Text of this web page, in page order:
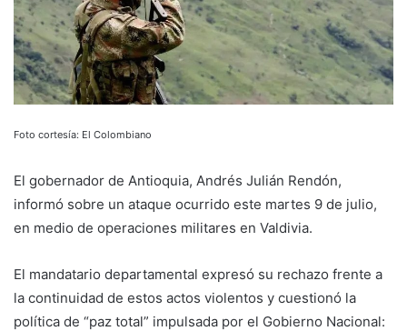
Foto cortesía: El Colombiano
El gobernador de Antioquia, Andrés Julián Rendón,
informó sobre un ataque ocurrido este martes 9 de julio,
en medio de operaciones militares en Valdivia.
El mandatario departamental expresó su rechazo frente a
la continuidad de estos actos violentos y cuestionó la
política de “paz total” impulsada por el Gobierno Nacional: